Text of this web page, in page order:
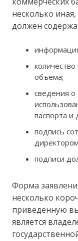
несколько
должен
объема;
сведения о
паспорта и
подпись
подписи
Форма
несколько
приведенную
является